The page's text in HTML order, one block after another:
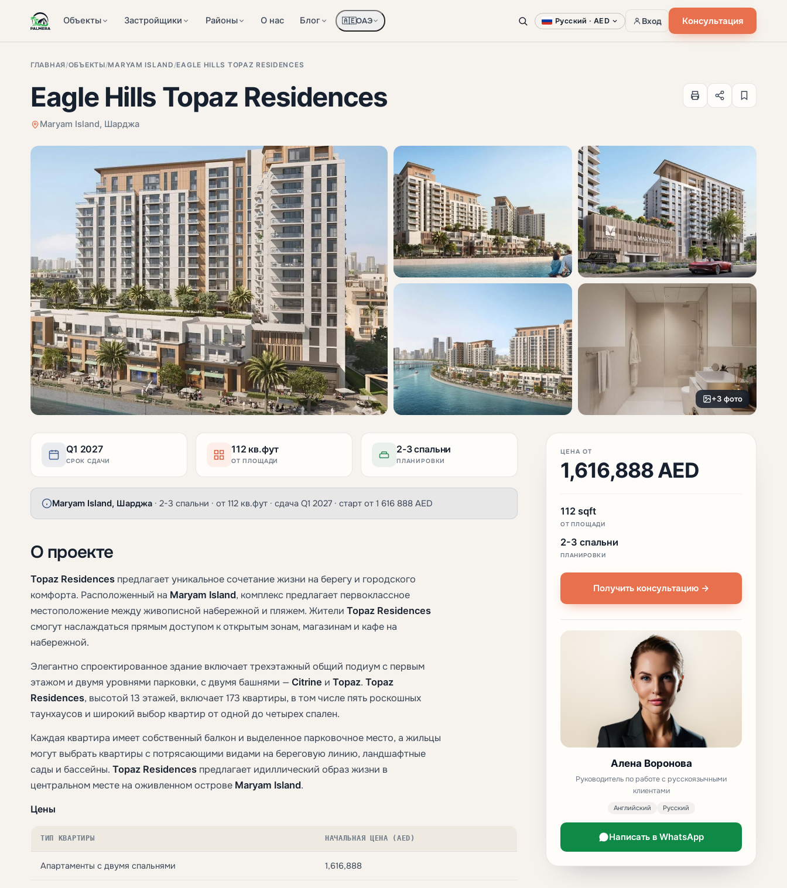
Объекты Застройщики Районы О нас Блог 🇦🇪ОАЭ Русский · AED Вход Консультация
ГЛАВНАЯ /ОБЪЕКТЫ/MARYAM ISLAND /EAGLE HILLS TOPAZ RESIDENCES
Eagle Hills Topaz Residences
Maryam Island, Шарджа
+3 фото
Q1 2027
СРОК СДАЧИ
112 кв.фут
ОТ ПЛОЩАДИ
2-3 спальни
ПЛАНИРОВКИ
Maryam Island, Шарджа · 2-3 спальни · от 112 кв.фут · сдача Q1 2027 · старт от 1 616 888 AED
О проекте
Topaz Residences предлагает уникальное сочетание жизни на берегу и городского
комфорта. Расположенный на Maryam Island, комплекс предлагает первоклассное
местоположение между живописной набережной и пляжем. Жители Topaz Residences
смогут наслаждаться прямым доступом к открытым зонам, магазинам и кафе на
набережной.
Элегантно спроектированное здание включает трехэтажный общий подиум с первым
этажом и двумя уровнями парковки, с двумя башнями — Citrine и Topaz. Topaz
Residences, высотой 13 этажей, включает 173 квартиры, в том числе пять роскошных
таунхаусов и широкий выбор квартир от одной до четырех спален.
Каждая квартира имеет собственный балкон и выделенное парковочное место, а жильцы
могут выбрать квартиры с потрясающими видами на береговую линию, ландшафтные
сады и бассейны. Topaz Residences предлагает идиллический образ жизни в
центральном месте на оживленном острове Maryam Island.
Цены
ТИП КВАРТИРЫ НАЧАЛЬНАЯ ЦЕНА (AED)
Апартаменты с двумя спальнями 1,616,888
ЦЕНА ОТ
1,616,888 AED
112 sqft
ОТ ПЛОЩАДИ
2-3 спальни
ПЛАНИРОВКИ
Получить консультацию →
Алена Воронова
Руководитель по работе с русскоязычными
клиентами
Английский Русский
Написать в WhatsApp